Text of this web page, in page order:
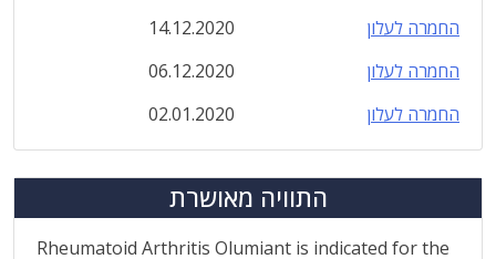
החמרה לעלון
14.12.2020
החמרה לעלון
06.12.2020
החמרה לעלון
02.01.2020
התוויה מאושרת
Rheumatoid Arthritis Olumiant is indicated for the